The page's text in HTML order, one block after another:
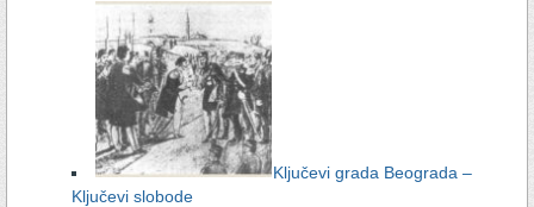
Ključevi grada Beograda –
Ključevi slobode